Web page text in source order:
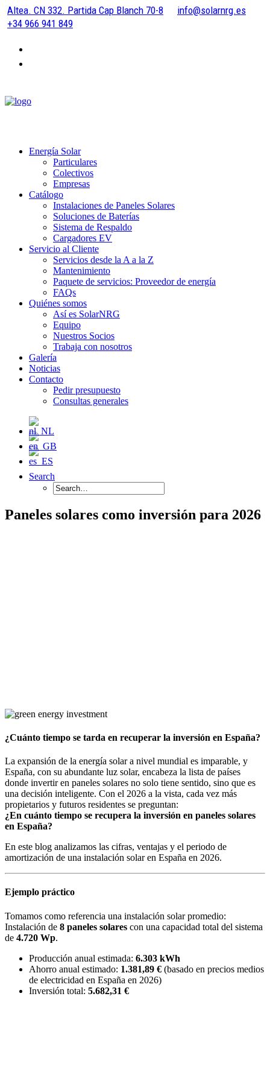
Altea. CN 332. Partida Cap Blanch 70-8
info@solarnrg.es
+34 966 941 849
Energía Solar
Particulares
Colectivos
Empresas
Catálogo
Instalaciones de Paneles Solares
Soluciones de Baterías
Sistema de Respaldo
Cargadores EV
Servicio al Cliente
Servicios desde la A a la Z
Mantenimiento
Paquete de servicios: Proveedor de energía
FAQs
Quiénes somos
Así es SolarNRG
Equipo
Nuestros Socios
Trabaja con nosotros
Galería
Noticias
Contacto
Pedir presupuesto
Consultas generales
Search
Paneles solares como inversión para 2026
¿Cuánto tiempo se tarda en recuperar la inversión en España?
La expansión de la energía solar a nivel mundial es imparable, y
España, con su abundante luz solar, encabeza la lista de países
donde invertir en paneles solares no solo tiene sentido, sino que es
una decisión inteligente. Con el 2026 a la vista, cada vez más
propietarios y futuros residentes se preguntan:
¿En cuánto tiempo se recupera la inversión en paneles solares
en España?
En este blog analizamos las cifras, ventajas y el periodo de
amortización de una instalación solar en España en 2026.
Ejemplo práctico
Tomamos como referencia una instalación solar promedio:
Instalación de 8 paneles solares con una capacidad total del sistema
de 4.720 Wp.
Producción anual estimada: 6.303 kWh
Ahorro anual estimado: 1.381,89 € (basado en precios medios
de electricidad en España en 2026)
Inversión total: 5.682,31 €